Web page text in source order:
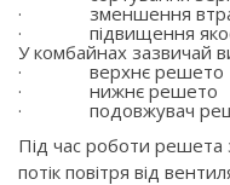
·
зменшення
·
підвищення
У комбайнах зазвичай
·
верхнє решето
·
нижнє решето
·
подовжувач
Під час роботи решета
потік повітря від